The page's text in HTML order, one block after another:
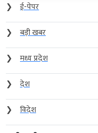
❯
ई-पेपर
❯
बड़ी खबर
❯
मध्य प्रदेश
❯
देश
❯
विदेश